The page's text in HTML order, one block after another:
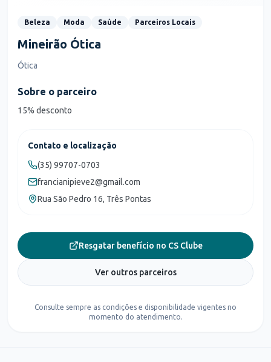
Beleza Moda Saúde Parceiros Locais
Mineirão Ótica
Ótica
Sobre o parceiro
15% desconto
Contato e localização
(35) 99707-0703
francianipieve2@gmail.com
Rua São Pedro 16, Três Pontas
Resgatar benefício no CS Clube
Ver outros parceiros
Consulte sempre as condições e disponibilidade vigentes no
momento do atendimento.